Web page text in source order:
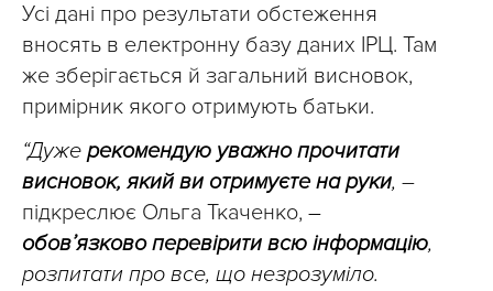
Усі дані про результати обстеження
вносять в електронну базу даних ІРЦ. Там
же зберігається й загальний висновок,
примірник якого отримують батьки.
“Дуже рекомендую уважно прочитати
висновок, який ви отримуєте на руки, –
підкреслює Ольга Ткаченко, –
обов’язково перевірити всю інформацію,
розпитати про все, що незрозуміло.